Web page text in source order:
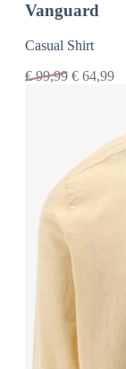
Vanguard
Casual Shirt
€99,99 € 64,99